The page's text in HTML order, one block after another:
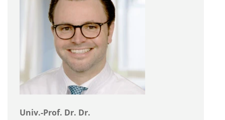
Univ.-Prof. Dr. Dr.